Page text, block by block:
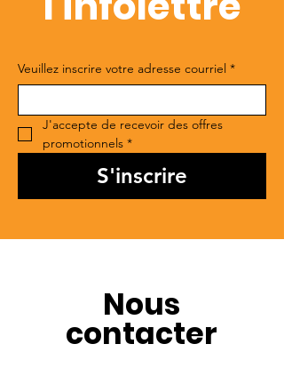
Veuillez inscrire votre adresse courriel *
J'accepte de recevoir des offres
promotionnels *
S'inscrire
Nous
contacter